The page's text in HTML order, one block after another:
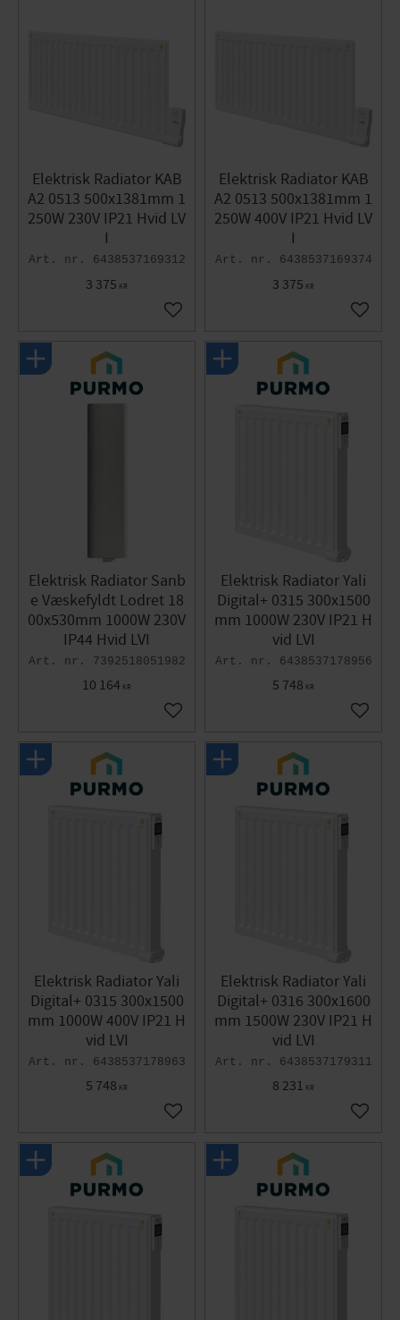
Elektrisk Radiator KAB
A2 0513 500x1381mm 1
250W 230V IP21 Hvid LV
I
6438537169312
3 375 KR
Gem som favorit
Elektrisk Radiator KAB
A2 0513 500x1381mm 1
250W 400V IP21 Hvid LV
I
6438537169374
3 375 KR
Gem
Elektrisk Radiator Sanb
e Væskefyldt Lodret 18
00x530mm 1000W 230V
IP44 Hvid LVI
7392518051982
10 164 KR
Gem som favorit
Elektrisk Radiator Yali
Digital+ 0315 300x1500
mm 1000W 230V IP21 H
vid LVI
6438537178956
5 748 KR
Gem
Elektrisk Radiator Yali
Digital+ 0315 300x1500
mm 1000W 400V IP21 H
vid LVI
6438537178963
5 748 KR
Gem som favorit
Elektrisk Radiator Yali
Digital+ 0316 300x1600
mm 1500W 230V IP21 H
vid LVI
6438537179311
8 231 KR
Gem